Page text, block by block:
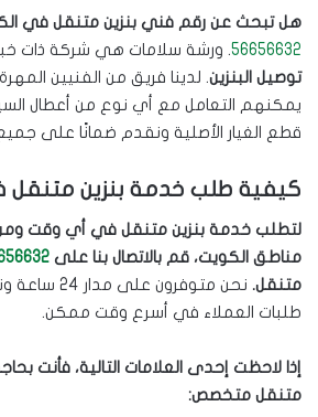
هل تبحث عن رقم فني بنزين متنقل في
56656632. ورشة سلامات هي شركة ذات
توصيل البنزين. لدينا فريق من الفنيين
يمكنهم التعامل مع أي نوع من أعطال
قطع الغيار الأصلية ونقدم ضمانًا على
كيفية طلب خدمة بنزين
لتطلب خدمة بنزين متنقل في أي وقت
مناطق الكويت، قم بالاتصال بنا على
متنقل.
نحن متوفرون
طلبات العملاء في أسرع وقت ممكن.
إذا لاحظت إحدى العلامات التالية، فأنت
متنقل متخصص: